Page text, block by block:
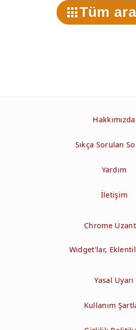
Tüm
Hakkımızda
Sıkça Sorulan
Yardım
İletişim
Chrome
Widget'lar,
Yasal Uyarı
Kullanım